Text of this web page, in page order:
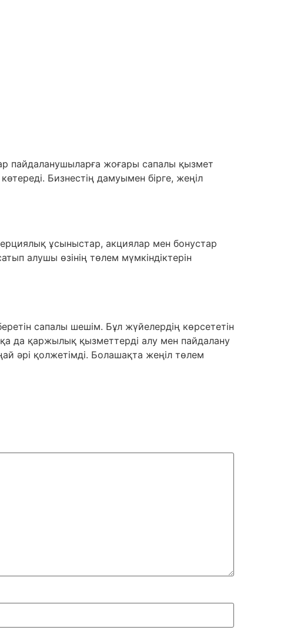
пайдаланушыларға жоғары сапалы қызмет
Бизнестің дамуымен бірге, жеңіл
ұсыныстар, акциялар мен бонустар
алушы өзінің төлем мүмкіндіктерін
сапалы шешім. Бұл жүйелердің көрсететін
да қаржылық қызметтерді алу мен пайдалану
әрі қолжетімді. Болашақта жеңіл төлем